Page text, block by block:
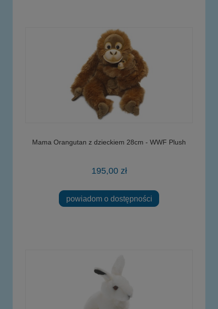
Mama Orangutan z dzieckiem 28cm - WWF Plush
195,00 zł
powiadom o dostępności